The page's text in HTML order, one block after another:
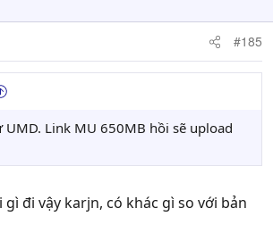
#185
Link MU 650MB hồi sẽ upload
gì đi vậy karjn, có khác gì so với bản